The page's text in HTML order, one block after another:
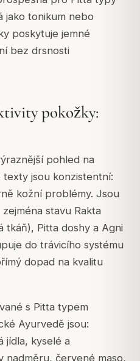
jako tonikum nebo
poskytuje jemné
bez drsnosti
pokožky:
pohled na
jsou konzistentní:
kožní problémy. Jsou
stavu Rakta
tkáň), Pitta doshy a Agni
do trávicího systému
dopad na kvalitu
s Pitta typem
Ayurvedě jsou:
jídla, kyselé a
nadměru, červené maso,